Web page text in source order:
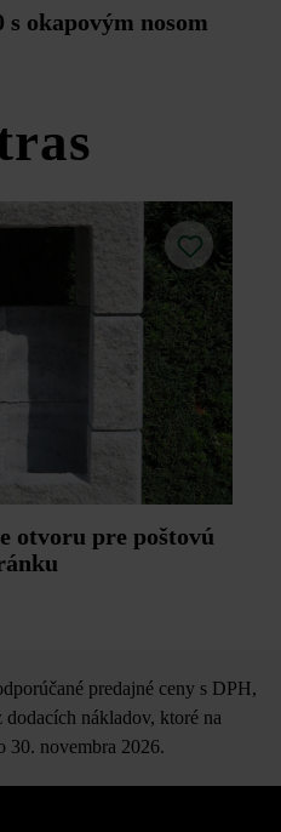
dodávka je možná za
okapovým nosom
otvoru pre poštovú
predajné ceny s DPH,
nákladov, ktoré na
30. novembra 2026.